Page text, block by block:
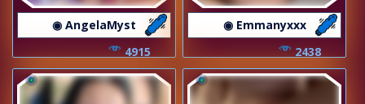
◉ AngelaMyst
4915
◉ Emmanyxxx
2438